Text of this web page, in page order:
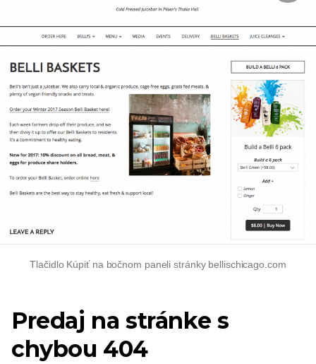
Tlačidlo Kúpiť na bočnom paneli stránky bellischicago.com
Predaj na stránke s
chybou 404